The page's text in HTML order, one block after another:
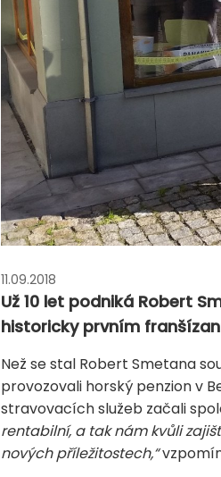
11.09.2018
Už 10 let podniká Robert
historicky prvním
Než se stal Robert Smetana
provozovali horský penzion v
stravovacích služeb začali
rentabilní, a tak nám kvůli
nových příležitostech,“